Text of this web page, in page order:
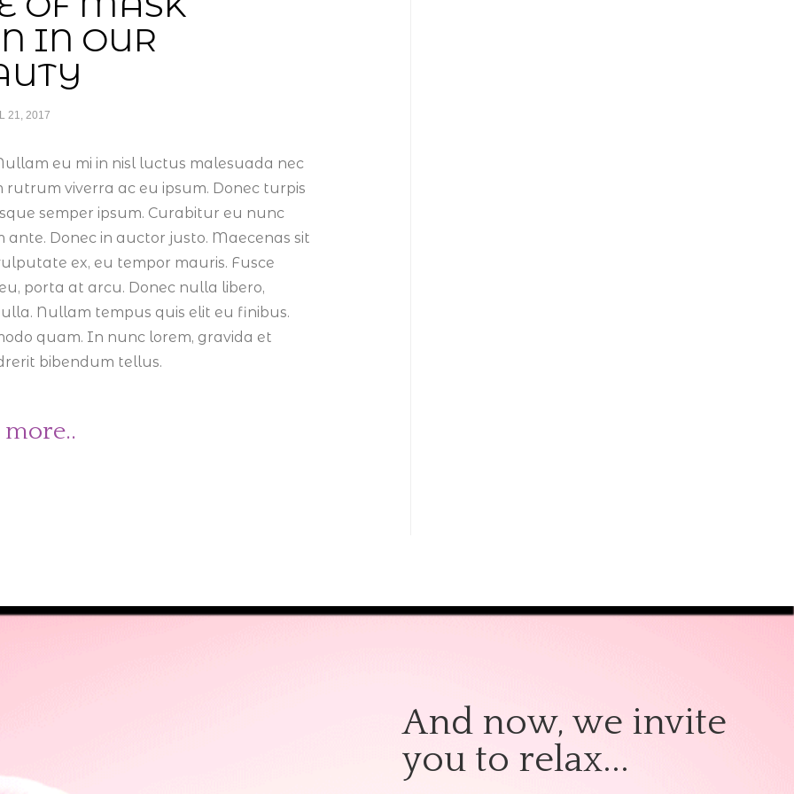
IN OUR
21, 2017
eu mi in nisl luctus malesuada nec
viverra ac eu ipsum. Donec turpis
semper ipsum. Curabitur eu nunc
Donec in auctor justo. Maecenas sit
ex, eu tempor mauris. Fusce
porta at arcu. Donec nulla libero,
Nullam tempus quis elit eu finibus.
quam. In nunc lorem, gravida et
bibendum tellus.
And now, we invite
you to relax...